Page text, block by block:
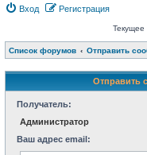
Вход Регистрация
Список форумов Отправить
Отправить
Получатель:
Администратор
Ваш адрес email: